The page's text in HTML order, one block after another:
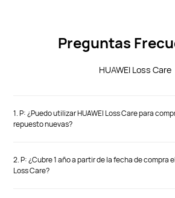
Preguntas
HUAWEI Loss Care
1. P: ¿Puedo utilizar HUAWEI Loss Care para
repuesto nuevas?
2. P: ¿Cubre 1 año a partir de la fecha de compra
Loss Care?